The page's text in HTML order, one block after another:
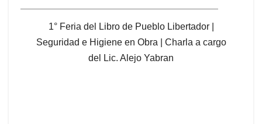
1° Feria del Libro de Pueblo Libertador |
Seguridad e Higiene en Obra | Charla a cargo
del Lic. Alejo Yabran